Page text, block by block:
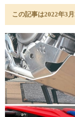
この記事は2022年3